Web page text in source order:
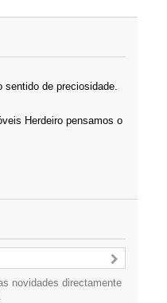
sentido de preciosidade.
Herdeiro pensamos o
novidades directamente